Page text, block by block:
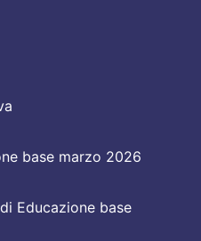
base marzo 2026
Educazione base